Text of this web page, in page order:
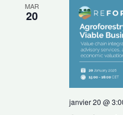
MAR
20
janvier 20 @